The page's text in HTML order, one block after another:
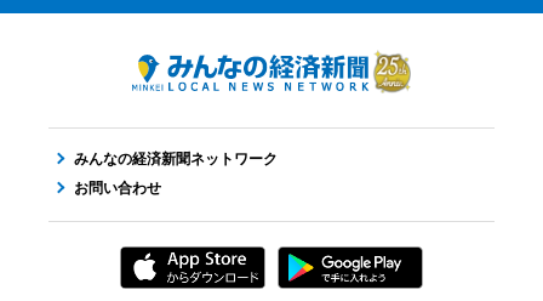
みんなの経済新聞ネットワーク
お問い合わせ